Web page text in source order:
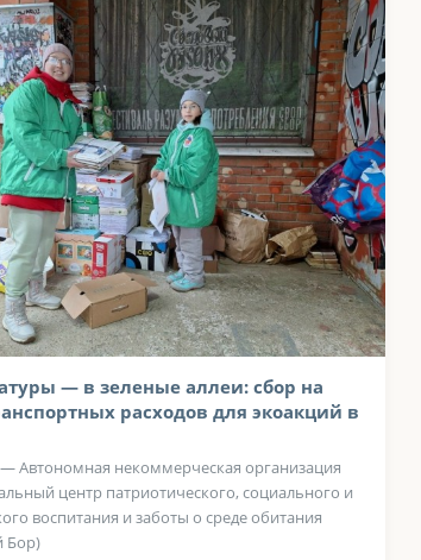
— в зеленые аллеи: сбор на
расходов для экоакций в
Автономная некоммерческая организация
центр патриотического, социального и
воспитания и заботы о среде обитания
Бор)